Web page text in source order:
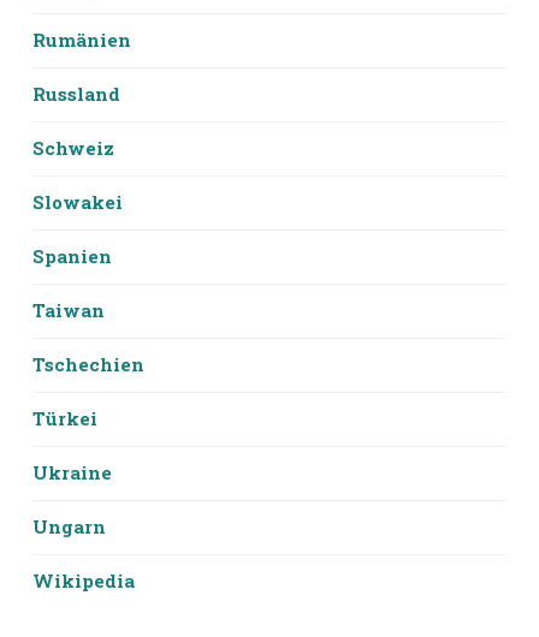
Rumänien
Russland
Schweiz
Slowakei
Spanien
Taiwan
Tschechien
Türkei
Ukraine
Ungarn
Wikipedia